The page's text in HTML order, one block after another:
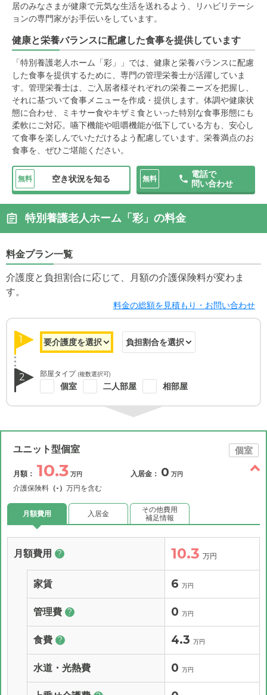
居のみなさまが健康で元気な生活を送れるよう、リハビリテーシ
ョンの専門家がお手伝いをしています。
健康と栄養バランスに配慮した食事を提供しています
「特別養護老人ホーム「彩」」では、健康と栄養バランスに配慮
した食事を提供するために、専門の管理栄養士が活躍していま
す。管理栄養士は、ご入居者様それぞれの栄養ニーズを把握し、
それに基づいて食事メニューを作成・提供します。体調や健康状
態に合わせ、ミキサー食やキザミ食といった特別な食事形態にも
柔軟にご対応。嚥下機能や咀嚼機能が低下している方も、安心し
て食事を楽しんでいただけるよう配慮しています。栄養満点のお
食事を、ぜひご堪能ください。
無料 空き状況を知る 無料
電話で
問い合わせ
特別養護老人ホーム「彩」の料金
料金プラン一覧
介護度と負担割合に応じて、月額の介護保険料が変わま
す。
料金の総額を見積もり・お問い合わせ
1
2 部屋タイプ (複数選択可)
個室 二人部屋 相部屋
ユニット型個室 個室
月額： 10.3 万円
介護保険料 （-） 万円を含む
入居金： 0 万円
月額費用 入居金
その他費用
補足情報
月額費用 ? 10.3 万円
家賃 6 万円
管理費 ? 0 万円
食費 ? 4.3 万円
水道・光熱費 0 万円